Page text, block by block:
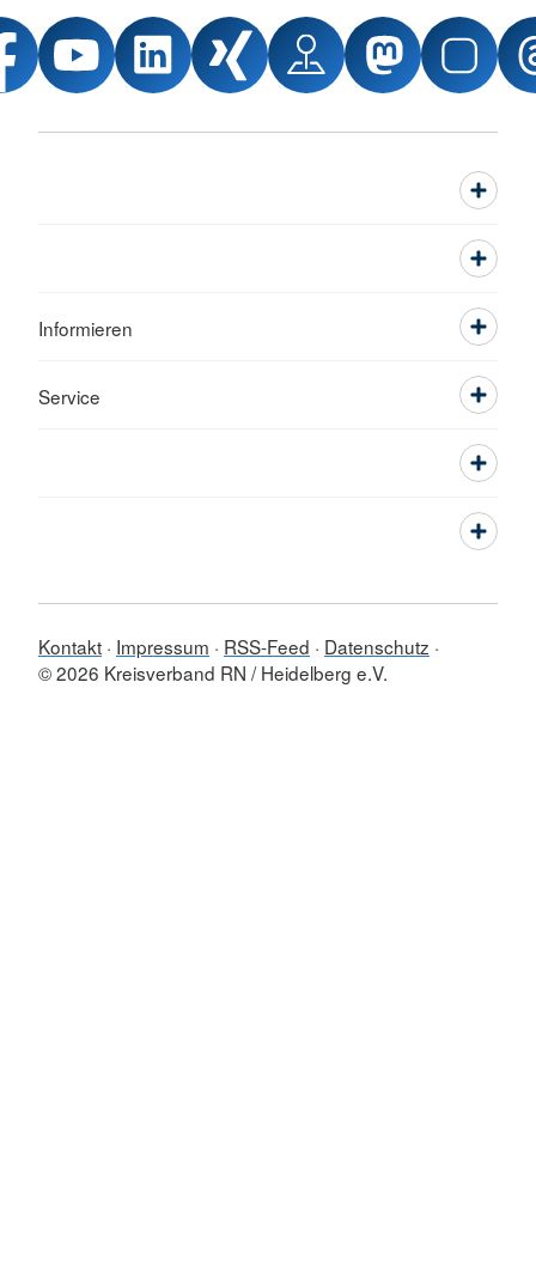
Informieren
Service
Kontakt Impressum RSS-Feed
Datenschutz
© 2026 Kreisverband RN / Heidelberg e.V.